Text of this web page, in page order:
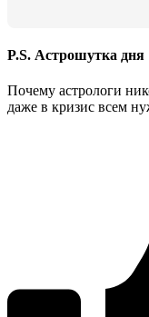
P.S. Астрошутка дня
Почему астрологи
даже в кризис всем